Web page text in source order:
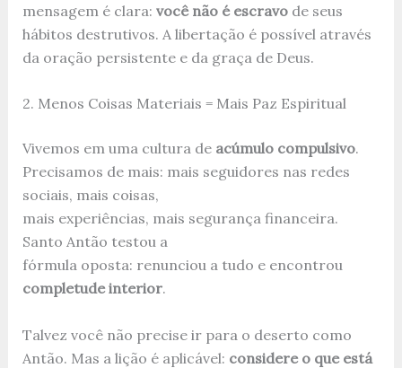
mensagem é clara: você não é escravode seus
hábitos destrutivos. A libertação é possível através
da oração persistente e da graça de Deus.
2. Menos Coisas Materiais = Mais Paz Espiritual
Vivemos em uma cultura de acúmulo compulsivo.
Precisamos de mais: mais seguidores nas redes
sociais, mais coisas,
mais experiências, mais segurança financeira.
Santo Antão testou a
fórmula oposta: renunciou a tudo e encontrou
completude interior.
Talvez você não precise ir para o deserto como
Antão. Mas a lição é aplicável: considere o que está